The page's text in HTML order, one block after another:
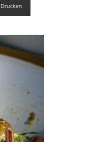
Drucken